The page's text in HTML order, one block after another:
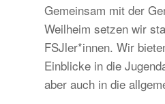
Gemeinsam mit der
Weilheim setzen wir
FSJler*innen. Wir
Einblicke in die
aber auch in die